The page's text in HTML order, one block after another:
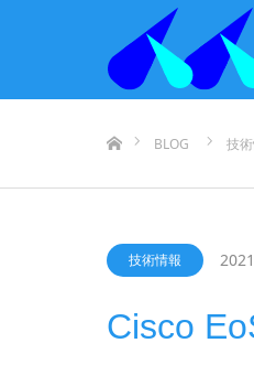
BLOG
技
技術情報
Cisco